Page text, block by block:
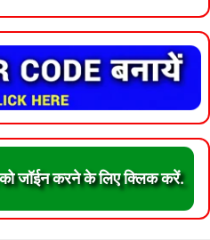
जॉईन करने के लिए क्लिक करें.